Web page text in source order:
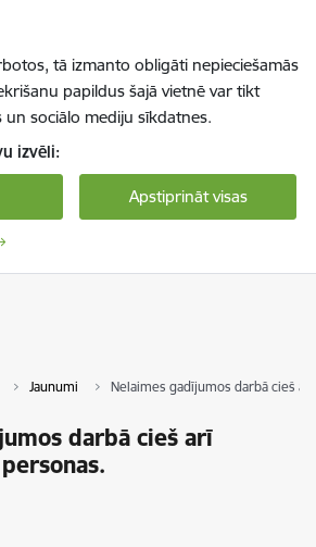
tā izmanto obligāti nepieciešamās
papildus šajā vietnē var tikt
sociālo mediju sīkdatnes.
izvēli:
Apstiprināt visas
Jaunumi Nelaimes gadījumos darbā cieš
darbā cieš arī